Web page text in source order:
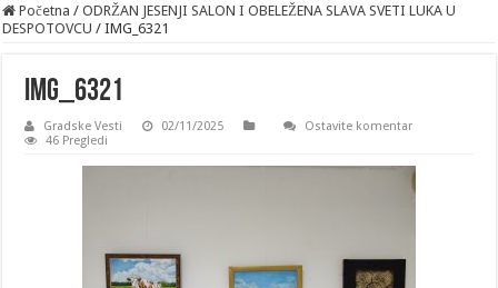
Početna / ODRŽAN JESENJI SALON I OBELEŽENA SLAVA SVETI LUKA U
DESPOTOVCU / IMG_6321
IMG_6321
Gradske Vesti 02/11/2025
Ostavite komentar
46 Pregledi